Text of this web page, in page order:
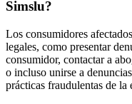
Simslu?
Los consumidores
legales, como presentar
consumidor, contactar a
o incluso unirse a
prácticas fraudulentas de la